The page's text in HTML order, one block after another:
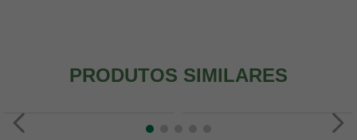
PRODUTOS SIMILARES